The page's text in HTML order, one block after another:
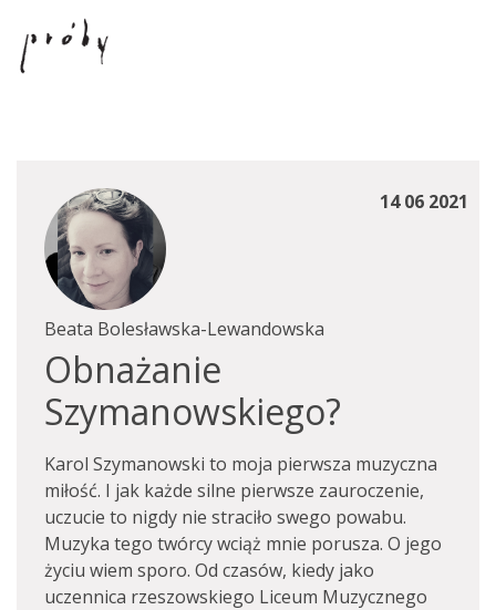
14 06 2021
Beata Bolesławska-Lewandowska
Obnażanie
Szymanowskiego?
Karol Szymanowski to moja pierwsza muzyczna
miłość. I jak każde silne pierwsze zauroczenie,
uczucie to nigdy nie straciło swego powabu.
Muzyka tego twórcy wciąż mnie porusza. O jego
życiu wiem sporo. Od czasów, kiedy jako
uczennica rzeszowskiego Liceum Muzycznego